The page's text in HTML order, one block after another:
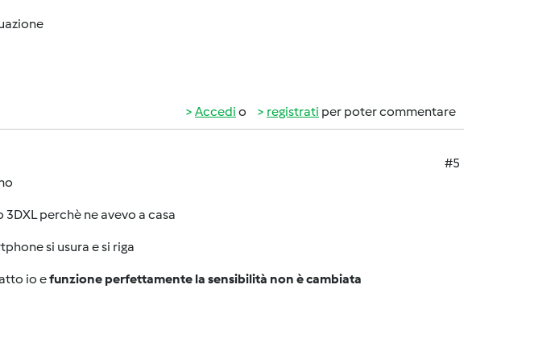
Accedi o registrati per poter commentare
#5
perchè ne avevo a casa
si usura e si riga
io efunzione perfettamente la sensibilità non è cambiata